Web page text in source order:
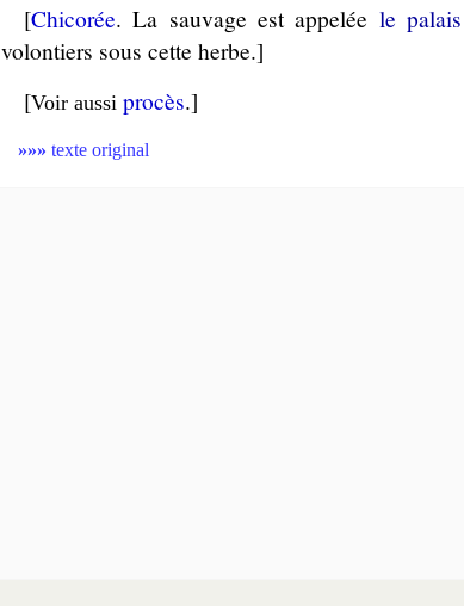
[Chicorée. La sau­vage est appe­lée le
volon­tiers sous cette herbe.]
[Voir aussi procès.]
»»» texte original